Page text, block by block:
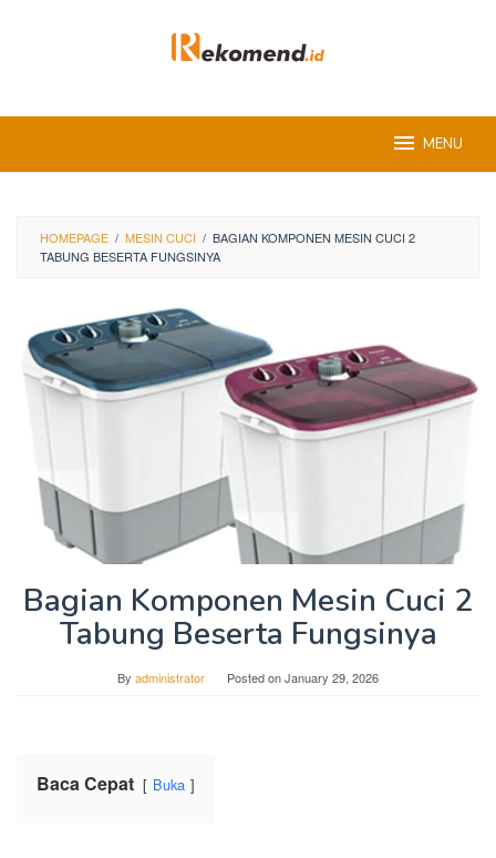
MENU
HOMEPAGE / MESIN CUCI / BAGIAN KOMPONEN MESIN CUCI 2
TABUNG BESERTA FUNGSINYA
Bagian Komponen Mesin Cuci 2
Tabung Beserta Fungsinya
By administrator Posted onJanuary 29, 2026
Baca Cepat Buka